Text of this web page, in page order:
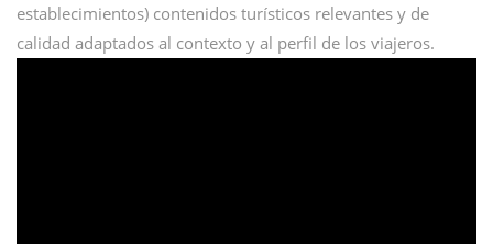
establecimientos) contenidos turísticos relevantes y de
calidad adaptados al contexto y al perfil de los viajeros.